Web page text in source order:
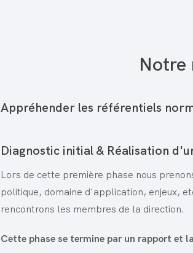
Notre
Appréhender les référentiels
Diagnostic initial & Réalisation
Lors de cette première phase nous
politique, domaine d'application, enjeux,
rencontrons les membres de la direction.
Cette phase se termine par un rapport et